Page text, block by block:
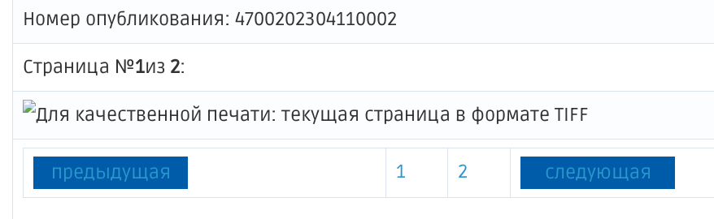
Номер опубликования: 4700202304110002
Страница №1из 2:
предыдущая 1 2 следующая